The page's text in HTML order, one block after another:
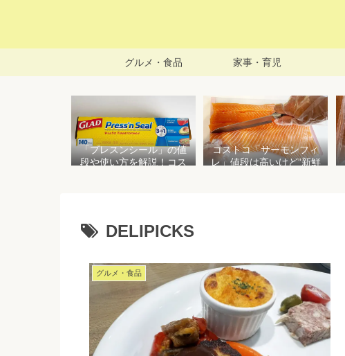
グルメ・食品 家事・育児
「プレスンシール」の値
段や使い方を解説！コス
コストコ「サーモンフィ
レ」値段は高いけど”新鮮
DELIPICKS
グルメ・食品